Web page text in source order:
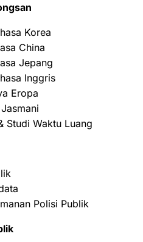
Korea
China
Jepang
Inggris
Eropa
Studi Waktu Luang
Polisi Publik